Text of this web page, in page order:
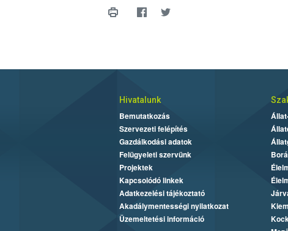
Hivatalunk
Bemutatkozás
Szervezeti felépítés
Gazdálkodási adatok
Felügyeleti szervünk
Projektek
Kapcsolódó linkek
Adatkezelési tájékoztató
Akadálymentességi nyilatkozat
Üzemeltetési információ